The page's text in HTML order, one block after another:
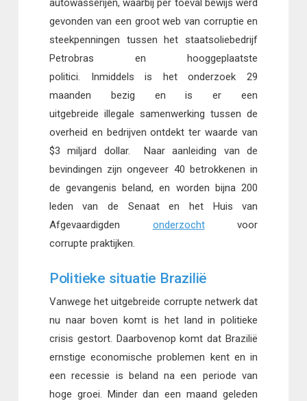
autowasserijen, waarbij per toeval bewijs werd
gevonden van een groot web van corruptie en
steekpenningen tussen het staatsoliebedrijf
Petrobras en hooggeplaatste
politici. Inmiddels is het onderzoek 29
maanden bezig en is er een
uitgebreide illegale samenwerking tussen de
overheid en bedrijven ontdekt ter waarde van
$3 miljard dollar. Naar aanleiding van de
bevindingen zijn ongeveer 40 betrokkenen in
de gevangenis beland, en worden bijna 200
leden van de Senaat en het Huis van
Afgevaardigden onderzochtvoor
corrupte praktijken.
Politieke situatie Brazilië
Vanwege het uitgebreide corrupte netwerk dat
nu naar boven komt is het land in politieke
crisis gestort. Daarbovenop komt dat Brazilië
ernstige economische problemen kent en in
een recessie is beland na een periode van
hoge groei. Minder dan een maand geleden